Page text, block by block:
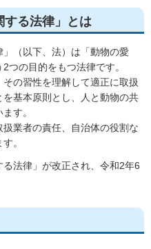
する法律」とは
」（以下、法）は「動物の愛
つの目的をもつ法律です。
の習性を理解して適正に取扱
基本原則とし、人と動物の共
す。
業者の責任、自治体の役割な
。
法律」が改正され、令和2年6